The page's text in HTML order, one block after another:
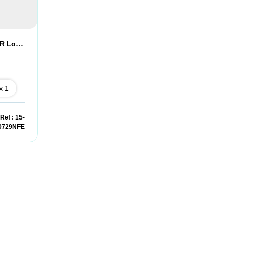
Appartement T2 INVESTISSEUR Loué Balcon Ascenseur Parking
1
Ref : 15-